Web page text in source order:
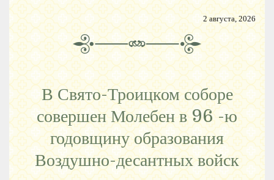
2 августа, 2026
В Свято-Троицком соборе
совершен Молебен в 96 -ю
годовщину образования
Воздушно-десантных войск